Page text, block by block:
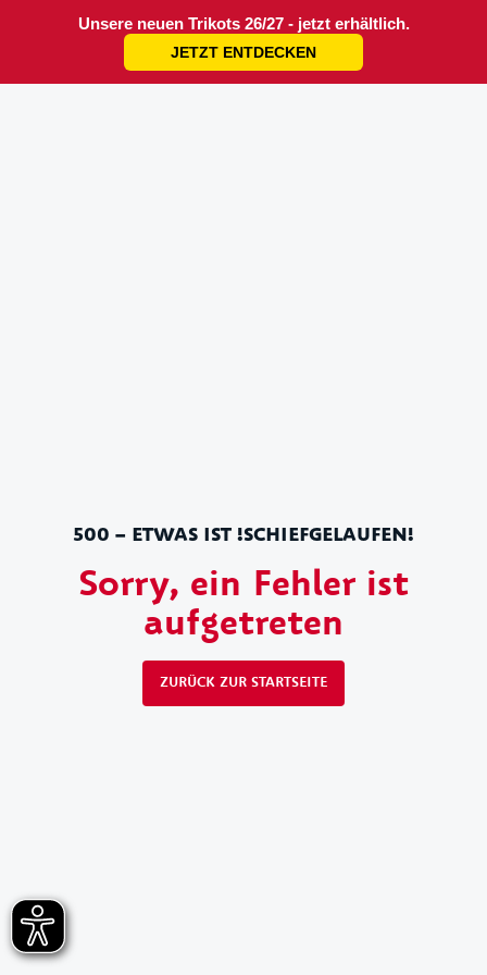
Unsere neuen Trikots 26/27 - jetzt erhältlich.
JETZT ENTDECKEN
500 – ETWAS IST !SCHIEFGELAUFEN!
Sorry, ein Fehler ist
aufgetreten
ZURÜCK ZUR STARTSEITE